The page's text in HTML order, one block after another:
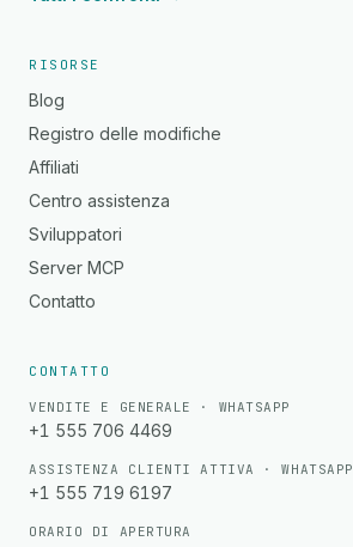
RISORSE
Blog
Registro delle modifiche
Affiliati
Centro assistenza
Sviluppatori
Server MCP
Contatto
CONTATTO
VENDITE E GENERALE · WHATSAPP
+1 555 706 4469
ASSISTENZA CLIENTI ATTIVA · WHATSAPP
+1 555 719 6197
ORARIO DI APERTURA